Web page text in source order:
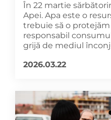
În 22 martie
Apei. Apa este o
trebuie să o
responsabil
grijă de mediul
2026.03.22